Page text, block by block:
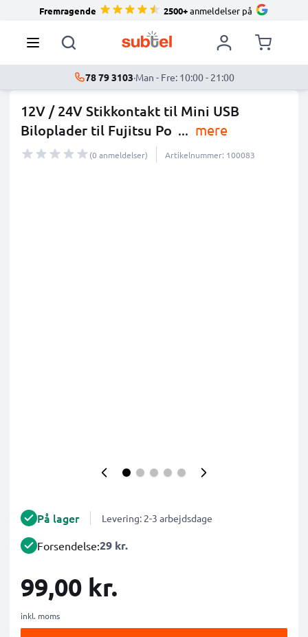
Fremragende 2500+anmeldelser på
78 79 3103·Man - Fre: 10:00 - 21:00
12V / 24V Stikkontakt til Mini USB
Biloplader til Fujitsu Po ... mere
(0 anmeldelser) Artikelnummer: 100083
På lager Levering: 2-3 arbejdsdage
Forsendelse:29 kr.
99,00 kr.
inkl. moms